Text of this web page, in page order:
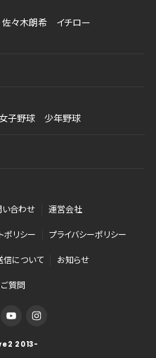
佐々木朗希
イチロー
女子野球 少年野球
い合わせ 運営会社
ポリシー プライバシーポリシー
信について お知らせ
ご質問
2013-